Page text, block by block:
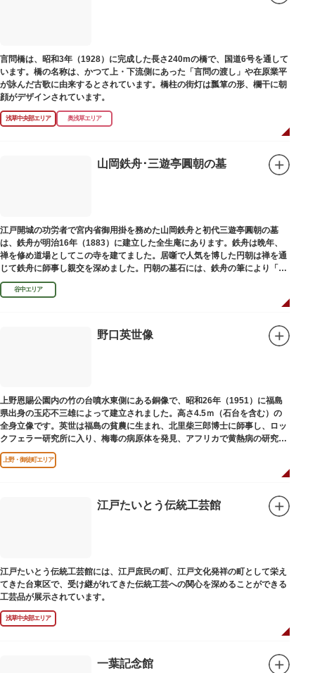
言問橋は、昭和3年（1928）に完成した長さ240mの橋で、国道6号を通して
います。橋の名称は、かつて上・下流側にあった「言問の渡し」や在原業平
が詠んだ古歌に由来するとされています。橋柱の街灯は瓢箪の形、欄干に朝
顔がデザインされています。
浅草中央部エリア 奥浅草エリア
山岡鉄舟･三遊亭圓朝の墓
江戸開城の功労者で宮内省御用掛を務めた山岡鉄舟と初代三遊亭圓朝の墓
は、鉄舟が明治16年（1883）に建立した全生庵にあります。鉄舟は晩年、
禅を修め道場としてこの寺を建てました。居噺で人気を博した円朝は禅を通
じて鉄舟に師事し親交を深めました。円朝の墓石には、鉄舟の筆により「三
遊亭円朝無舌居士」とあります。
谷中エリア
野口英世像
上野恩賜公園内の竹の台噴水東側にある銅像で、昭和26年（1951）に福島
県出身の玉応不三雄によって建立されました。高さ4.5ｍ（石台を含む）の
全身立像です。英世は福島の貧農に生まれ、北里柴三郎博士に師事し、ロッ
クフェラー研究所に入り、梅毒の病原体を発見、アフリカで黄熱病の研究中
感染して、死去しました。
上野・御徒町エリア
江戸たいとう伝統工芸館
江戸たいとう伝統工芸館には、江戸庶民の町、江戸文化発祥の町として栄え
てきた台東区で、受け継がれてきた伝統工芸への関心を深めることができる
工芸品が展示されています。
浅草中央部エリア
一葉記念館